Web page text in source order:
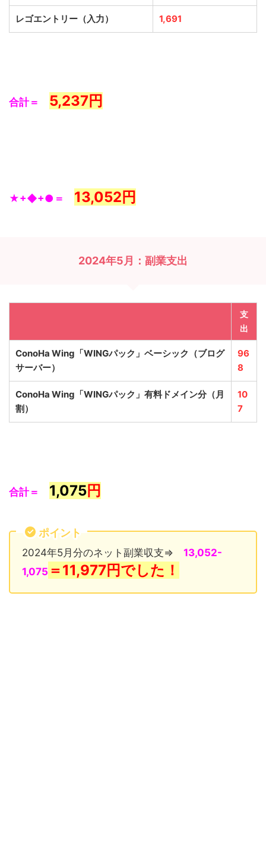
レゴエントリー（入力） 1,691
合計＝ 5,237円
★+◆+●＝ 13,052 円
2024年5月：副業支出
支
出
ConoHa Wing「WINGパック」ベーシック （ブログ
サーバー）
96
8
ConoHa Wing「WINGパック」有料ドメイン分（月
割）
10
7
合計＝ 1,075円
ポイント
2024年5月分のネット副業収支⇒ 13,052-
1,075 ＝11,977円でした！